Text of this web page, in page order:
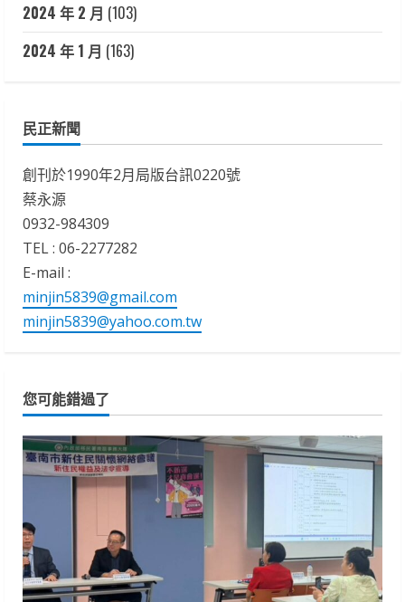
2024 年 2 月 (103)
2024 年 1 月 (163)
民正新聞
創刊於1990年2月局版台訊0220號
蔡永源
0932-984309
TEL : 06-2277282
E-mail :
minjin5839@gmail.com
minjin5839@yahoo.com.tw
您可能錯過了